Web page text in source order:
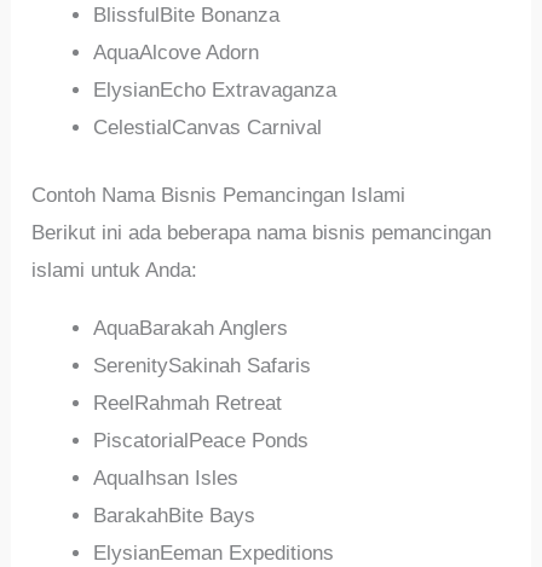
BlissfulBite Bonanza
AquaAlcove Adorn
ElysianEcho Extravaganza
CelestialCanvas Carnival
Contoh Nama Bisnis Pemancingan Islami
Berikut ini ada beberapa nama bisnis pemancingan
islami untuk Anda:
AquaBarakah Anglers
SerenitySakinah Safaris
ReelRahmah Retreat
PiscatorialPeace Ponds
AquaIhsan Isles
BarakahBite Bays
ElysianEeman Expeditions